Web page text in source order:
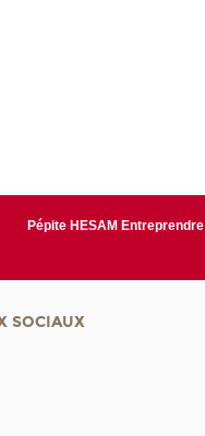
Pépite HESAM Entreprendre
SOCIAUX